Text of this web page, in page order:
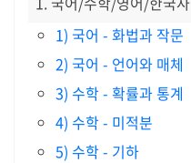
1) 국어 - 화법과 작문
2) 국어 - 언어와 매체
3) 수학 - 확률과 통계
4) 수학 - 미적분
5) 수학 - 기하